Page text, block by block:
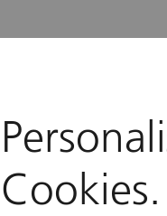
Cookies.